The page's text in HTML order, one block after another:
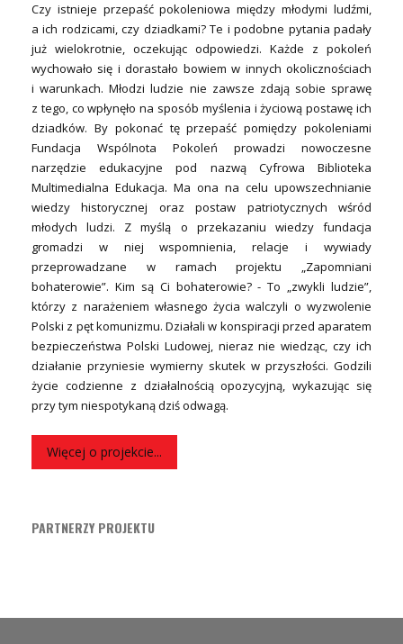
Czy istnieje przepaść pokoleniowa między młodymi ludźmi,
a ich rodzicami, czy dziadkami? Te i podobne pytania padały
już wielokrotnie, oczekując odpowiedzi. Każde z pokoleń
wychowało się i dorastało bowiem w innych okolicznościach
i warunkach. Młodzi ludzie nie zawsze zdają sobie sprawę
z tego, co wpłynęło na sposób myślenia i życiową postawę ich
dziadków. By pokonać tę przepaść pomiędzy pokoleniami
Fundacja Wspólnota Pokoleń prowadzi nowoczesne
narzędzie edukacyjne pod nazwą Cyfrowa Biblioteka
Multimedialna Edukacja. Ma ona na celu upowszechnianie
wiedzy historycznej oraz postaw patriotycznych wśród
młodych ludzi. Z myślą o przekazaniu wiedzy fundacja
gromadzi w niej wspomnienia, relacje i wywiady
przeprowadzane w ramach projektu „Zapomniani
bohaterowie”. Kim są Ci bohaterowie? - To „zwykli ludzie”,
którzy z narażeniem własnego życia walczyli o wyzwolenie
Polski z pęt komunizmu. Działali w konspiracji przed aparatem
bezpieczeństwa Polski Ludowej, nieraz nie wiedząc, czy ich
działanie przyniesie wymierny skutek w przyszłości. Godzili
życie codzienne z działalnością opozycyjną, wykazując się
przy tym niespotykaną dziś odwagą.
Więcej o projekcie...
PARTNERZY PROJEKTU